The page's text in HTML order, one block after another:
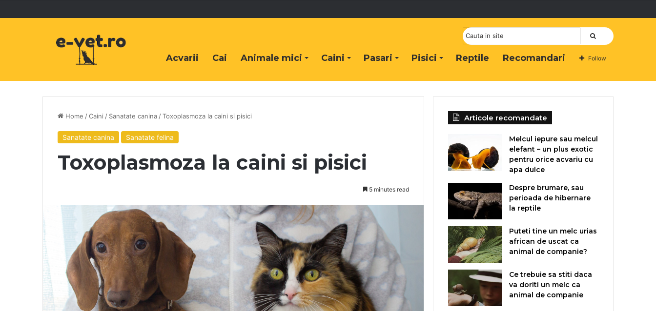
Cauta
Acvarii Cai Animale mici Caini Pasari Pisici Reptile Recomandari Follow
Home /Caini / Sanatate canina /Toxoplasmoza la caini si pisici
Sanatate canina Sanatate felina
Toxoplasmoza la caini si pisici
5 minutes read
Articole recomandate
Melcul iepure sau melcul
elefant – un plus exotic
pentru orice acvariu cu
apa dulce
Despre brumare, sau
perioada de hibernare
la reptile
Puteti tine un melc urias
african de uscat ca
animal de companie?
Ce trebuie sa stiti daca
va doriti un melc ca
animal de companie